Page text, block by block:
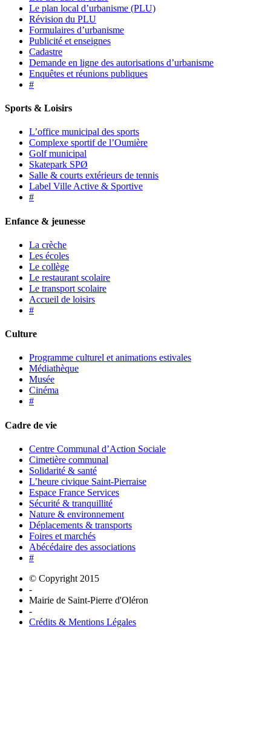
Le plan local d’urbanisme (PLU)
Révision du PLU
Formulaires d’urbanisme
Publicité et enseignes
Cadastre
Demande en ligne des autorisations d’urbanisme
Enquêtes et réunions publiques
#
Sports & Loisirs
L’office municipal des sports
Complexe sportif de l’Oumière
Golf municipal
Skatepark SPØ
Salle & courts extérieurs de tennis
Label Ville Active & Sportive
#
Enfance & jeunesse
La crèche
Les écoles
Le collège
Le restaurant scolaire
Le transport scolaire
Accueil de loisirs
#
Culture
Programme culturel et animations estivales
Médiathèque
Musée
Cinéma
#
Cadre de vie
Centre Communal d’Action Sociale
Cimetière communal
Solidarité & santé
L’heure civique Saint-Pierraise
Espace France Services
Sécurité & tranquillité
Nature & environnement
Déplacements & transports
Foires et marchés
Abécédaire des associations
#
© Copyright 2015
-
Mairie de Saint-Pierre d'Oléron
-
Crédits & Mentions Légales